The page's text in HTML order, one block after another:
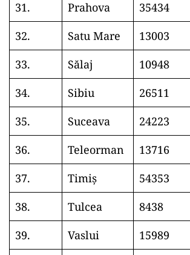
31.
Prahova 35434
32.
Satu Mare 13003
33.
Sălaj 10948
34.
Sibiu 26511
35.
Suceava 24223
36.
Teleorman 13716
37.
Timiș 54353
38.
Tulcea 8438
39.
Vaslui 15989